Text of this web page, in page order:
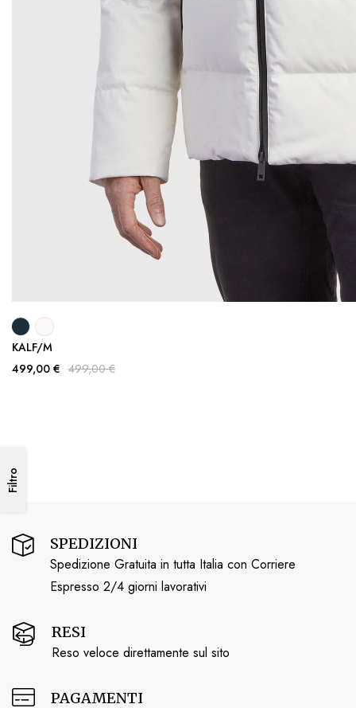
Filtro
KALF/M
499,00 € 499,00 €
SPEDIZIONI
Spedizione Gratuita in tutta Italia con Corriere
Espresso 2/4 giorni lavorativi
RESI
Reso veloce direttamente sul sito
PAGAMENTI